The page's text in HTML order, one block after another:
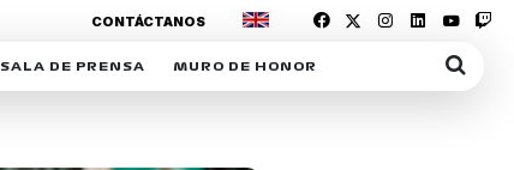
SALA DE PRENSA MURO DE HONOR
CONTÁCTANOS